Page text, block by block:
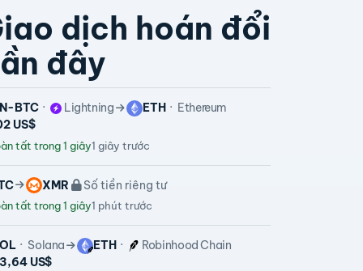
dịch hoán đổi
đây
BTC Lightning ETH
Ethereum
US$
tất trong 1 giây1 giây trước
XMR Số tiền riêng tư
tất trong 1 giây1 phút trước
Solana ETH
Robinhood Chain
US$